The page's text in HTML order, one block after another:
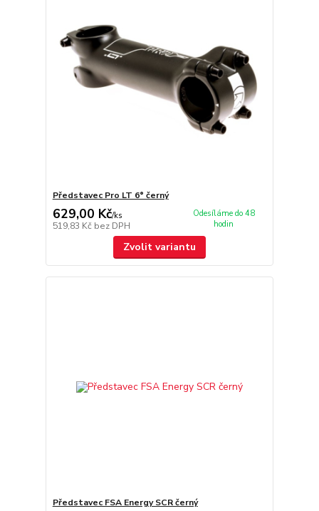
Představec Pro LT 6° černý
629,00 Kč/ks
519,83 Kč bez DPH
Odesíláme do 48
hodin
Zvolit variantu
Představec FSA Energy SCR černý